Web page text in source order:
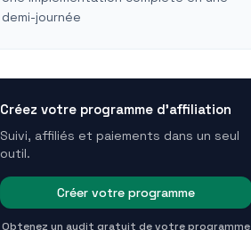
demi-journée
Créez votre programme d'affiliation
Suivi, affiliés et paiements dans un seul
outil.
Créer votre programme
Obtenez un audit gratuit de votre programme